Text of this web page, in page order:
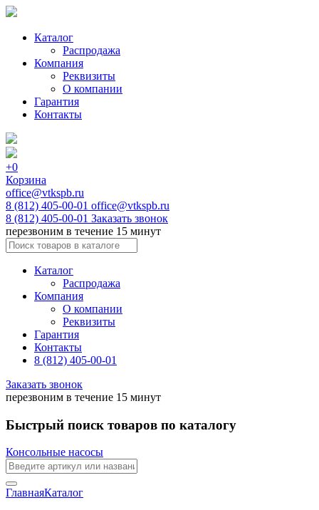
Каталог
Распродажа
Компания
Реквизиты
О компании
Гарантия
Контакты
+0
Корзина
office@vtkspb.ru
8 (812) 405-00-01 office@vtkspb.ru
8 (812) 405-00-01 Заказать звонок
перезвоним в течение 15 минут
Каталог
Распродажа
Компания
О компании
Реквизиты
Гарантия
Контакты
8 (812) 405-00-01
Заказать звонок
перезвоним в течение 15 минут
Быстрый поиск товаров по каталогу
Консольные насосы
ГлавнаяКаталог